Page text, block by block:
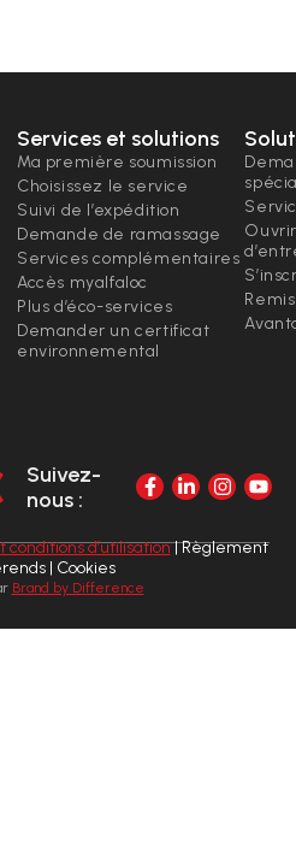
Services et solutions
Ma première soumission
Choisissez le service
Suivi de l’expédition
Demande de ramassage
Services complémentaires
Accès myalfaloc
Plus d’éco-services
Demander un certificat
environnemental
Suivez-
nous :
d’utilisation| Règlement
| Cookies
Brand by Difference